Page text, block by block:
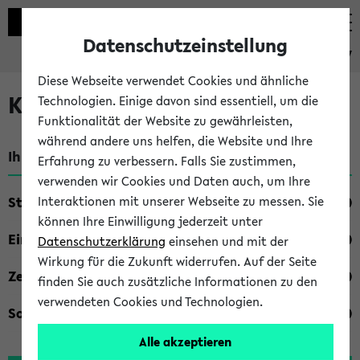
eKVV
Kombisuche im eKVV
Ihre Suchkriterien:
Studienfach
Einrichtung
Zeiten
Sonstiges
Datenschutzeinstellung
Diese Webseite verwendet Cookies und ähnliche
Technologien. Einige davon sind essentiell, um die
Funktionalität der Website zu gewährleisten,
während andere uns helfen, die Website und Ihre
Erfahrung zu verbessern. Falls Sie zustimmen,
verwenden wir Cookies und Daten auch, um Ihre
Interaktionen mit unserer Webseite zu messen. Sie
können Ihre Einwilligung jederzeit unter
Datenschutzerklärung einsehen und mit der
Wirkung für die Zukunft widerrufen. Auf der Seite
finden Sie auch zusätzliche Informationen zu den
verwendeten Cookies und Technologien.
Alle akzeptieren